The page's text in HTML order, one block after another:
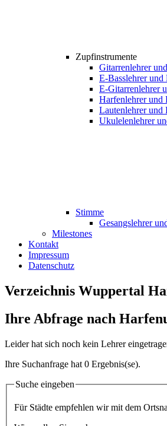
Zupfinstrumente
Gitarrenlehrer
E-Basslehrer und
E-Gitarrenlehrer
Harfenlehrer und
Lautenlehrer und
Ukulelenlehrer
Stimme
Gesangslehrer
Milestones
Kontakt
Impressum
Datenschutz
Verzeichnis Wuppertal
Ihre Abfrage nach
Leider hat sich noch kein Lehrer
Ihre Suchanfrage hat 0 Ergebnis(se).
Suche eingeben
Für Städte empfehlen wir mit dem